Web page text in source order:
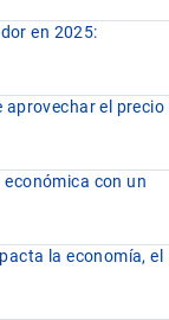
en 2025:
aprovechar el precio
con un
la economía, el